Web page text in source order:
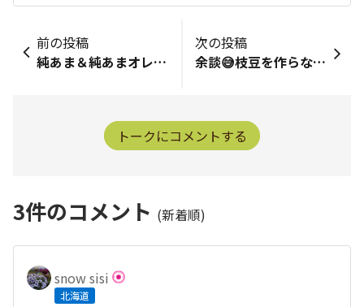
前の投稿
​純あま＆純あまオレンジ第一回目の追肥しました4月7日苗購入→4月21日定植1段目の実が大きくなってます肥料の状態は成長点を見て判断してます今回ほぼ平行➡️OK上を向いてる➡️肥料不足内向きに曲がる➡️肥料過多これまで肥料過多となり内向きに葉っぱが曲がるのを幾度も経験してます肥料やり過ぎには注意したいです⚠️いつ追肥したか分かるようにフラワータグに記載してます今回、有機入り6-9-6肥料10ｇ追肥しました次回の追肥は3段目･5段目の実がふくらむ頃を目安に
次の投稿
余談😅枝豆を作らなくても、美味しい枝豆の産地なんだよね🤭だから、もっと美味しい枝豆を作らないとね👍人参、枝豆、小松菜が有名～～✌️
トークにコメントする
3件のコメント (新着順)
snow sisi
北海道